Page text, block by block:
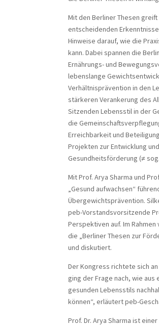
Mit den Berliner Thesen
entscheidenden
Hinweise darauf, wie die
kann. Dabei spannen die
Ernährungs- und
lebenslange
Verhältnisprävention in den
stärkeren Verankerung des
Sitzenden Lebensstil in der
die
Erreichbarkeit und
Projekten zur Entwicklung
Gesundheitsförderung (≠
Mit Prof. Arya Sharma und
„Gesund aufwachsen“
Übergewichtsprävention.
peb-Vorstandsvorsitzende
Perspektiven auf. Im
die „Berliner Thesen zur
und diskutiert.
Der Kongress richtete sich
ging der Frage nach, wie
gesunden Lebensstils
können“, erläutert peb-
Prof. Dr. Arya Sharma ist